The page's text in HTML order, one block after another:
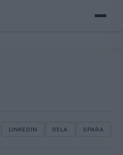
LINKEDIN DELA SPARA